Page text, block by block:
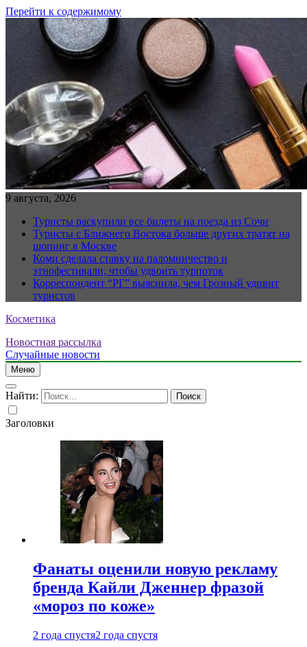
Перейти к содержимому
9 августа, 2026
Туристы раскупили все билеты на поезда из Сочи
Туристы с Ближнего Востока больше других тратят на
шопинг в Москве
Коми сделала ставку на паломничество и
этнофестивали, чтобы удвоить турпоток
Корреспондент “РГ” выяснила, чем Грозный удивит
туристов
Косметика
Новостная рассылка
Случайные новости
Меню
Найти:
Заголовки
Фанаты оценили новую рекламу
бренда Кайли Дженнер фразой
«мороз по коже»
2 года спустя2 года спустя